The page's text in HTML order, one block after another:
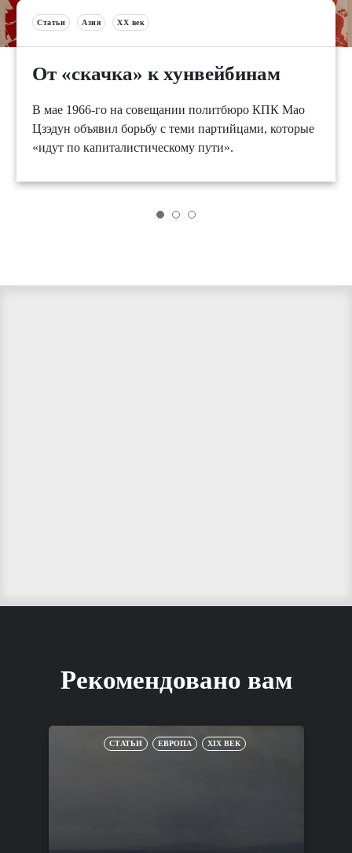
Статьи Азия XX век
От «скачка» к хунвейбинам
В мае 1966-го на совещании политбюро КПК Мао
Цзэдун объявил борьбу с теми партийцами, которые
«идут по капиталистическому пути».
Рекомендовано вам
СТАТЬИ ЕВРОПА XIX ВЕК